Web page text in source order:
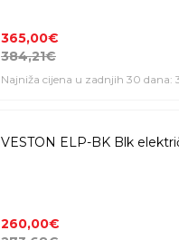
365,00€
384,21€
Najniža cijena u zadnjih 30 dana:
VESTON ELP-BK Blk
260,00€